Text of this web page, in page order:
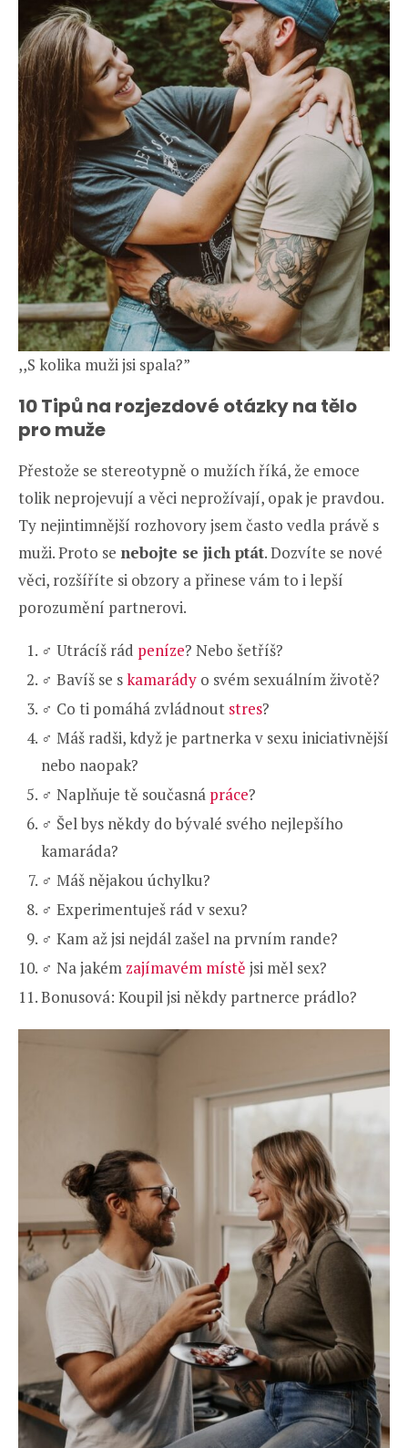
,,S kolika muži jsi spala?”
10 Tipů na rozjezdové otázky na tělo
pro muže
Přestože se stereotypně o mužích říká, že emoce
tolik neprojevují a věci neprožívají, opak je pravdou.
Ty nejintimnější rozhovory jsem často vedla právě s
muži. Proto se nebojte se jich ptát. Dozvíte se nové
věci, rozšíříte si obzory a přinese vám to i lepší
porozumění partnerovi.
♂️ Utrácíš rád peníze? Nebo šetříš?
♂️ Bavíš se skamarády o svém sexuálním životě?
♂️ Co ti pomáhá zvládnout stres?
♂️ Máš radši, když je partnerka v sexu iniciativnější
nebo naopak?
♂️ Naplňuje tě současná práce?
♂️ Šel bys někdy do bývalé svého nejlepšího
kamaráda?
♂️ Máš nějakou úchylku?
♂️ Experimentuješ rád v sexu?
♂️ Kam až jsi nejdál zašel na prvním rande?
♂️ Na jakém zajímavém místě jsi měl sex?
Bonusová: Koupil jsi někdy partnerce prádlo?